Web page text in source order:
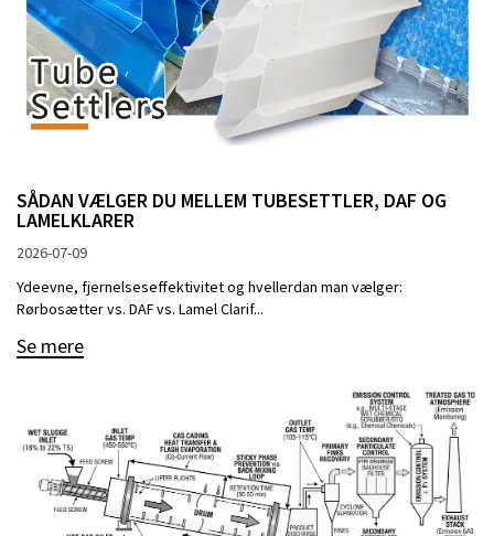
SÅDAN VÆLGER DU MELLEM TUBESETTLER, DAF OG
LAMELKLARER
2026-07-09
Ydeevne, fjernelseseffektivitet og hvellerdan man vælger:
Rørbosætter vs. DAF vs. Lamel Clarif...
Se mere